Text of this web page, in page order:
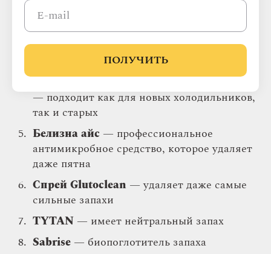
пользования
Гигиенический очиститель Dr.Beckmann
— действенное средство с био-алкоголем,
не оставляет пятен
— подходит как для новых холодильников,
так и старых
Белизна айс — профессиональное
антимикробное средство, которое удаляет
даже пятна
Спрей Glutoclean — удаляет даже самые
сильные запахи
TYTAN — имеет нейтральный запах
Sabrise — биопоглотитель запаха
ПОЛУЧИТЬ